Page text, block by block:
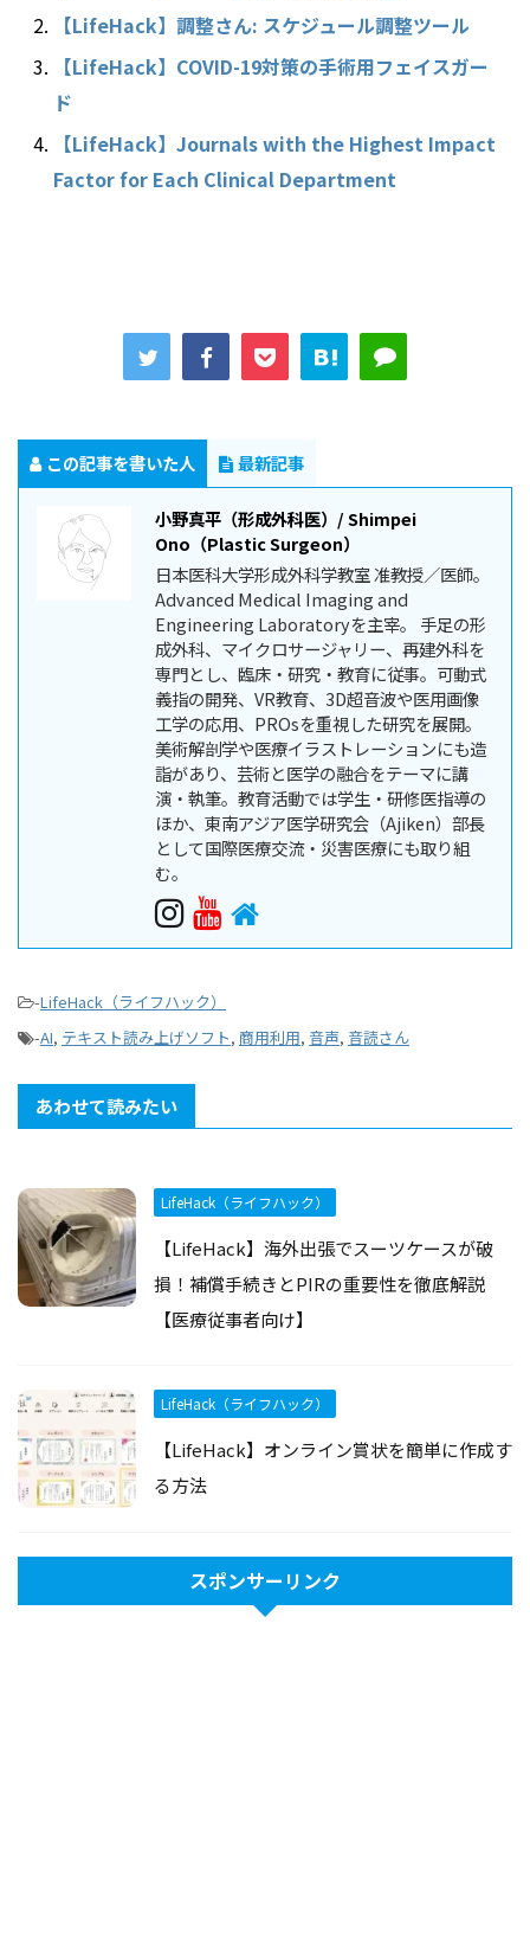
【LifeHack】調整さん: スケジュール調整ツール
【LifeHack】COVID-19対策の手術用フェイスガー
ド
【LifeHack】Journals with the Highest Impact
Factor for Each Clinical Department
この記事を書いた人 最新記事
小野真平（形成外科医）/ Shimpei
Ono（Plastic Surgeon）
日本医科大学形成外科学教室 准教授／医師。
Advanced Medical Imaging and
Engineering Laboratoryを主宰。 手足の形
成外科、マイクロサージャリー、再建外科を
専門とし、臨床・研究・教育に従事。可動式
義指の開発、VR教育、3D超音波や医用画像
工学の応用、PROsを重視した研究を展開。
美術解剖学や医療イラストレーションにも造
詣があり、芸術と医学の融合をテーマに講
演・執筆。教育活動では学生・研修医指導の
ほか、東南アジア医学研究会（Ajiken）部長
として国際医療交流・災害医療にも取り組
む。
-LifeHack（ライフハック）
-AI, テキスト読み上げソフト, 商用利用, 音声, 音読さん
あわせて読みたい
LifeHack（ライフハック）
【LifeHack】海外出張でスーツケースが破
損！補償手続きとPIRの重要性を徹底解説
【医療従事者向け】
LifeHack（ライフハック）
【LifeHack】オンライン賞状を簡単に作成す
る方法
スポンサーリンク